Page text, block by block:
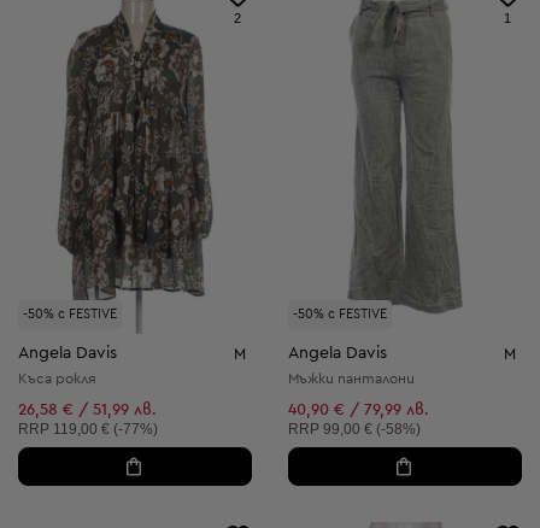
-50% с FESTIVE
2
Angela Davis M
Къса рокля
26,58 € / 51,99 лв.
Препоръчителна цена:
RRP 119,00 € (-77%)
-50% с FESTIVE
1
Angela Davis M
Мъжки панталони
40,90 € / 79,99 лв.
Препоръчителна цена:
RRP 99,00 € (-58%)